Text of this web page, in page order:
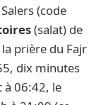
(code
(salat) de
prière du Fajr
dix minutes
à 06:42, le